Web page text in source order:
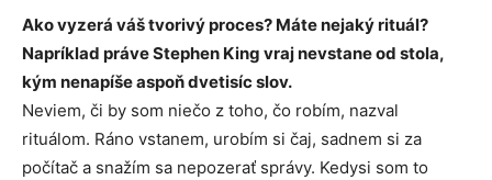
Ako vyzerá váš tvorivý proces? Máte nejaký rituál?
Napríklad práve Stephen King vraj nevstane od stola,
kým nenapíše aspoň dvetisíc slov.
Neviem, či by som niečo z toho, čo robím, nazval
rituálom. Ráno vstanem, urobím si čaj, sadnem si za
počítač a snažím sa nepozerať správy. Kedysi som to